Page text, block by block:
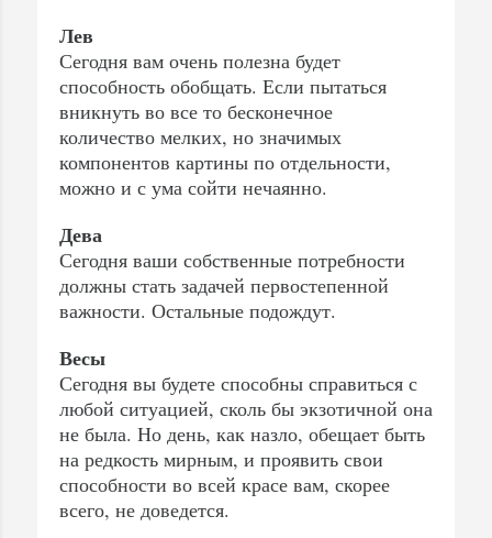
Лев
Сегодня вам очень полезна будет
способность обобщать. Если пытаться
вникнуть во все то бесконечное
количество мелких, но значимых
компонентов картины по отдельности,
можно и с ума сойти нечаянно.
Дева
Сегодня ваши собственные потребности
должны стать задачей первостепенной
важности. Остальные подождут.
Весы
Сегодня вы будете способны справиться с
любой ситуацией, сколь бы экзотичной она
не была. Но день, как назло, обещает быть
на редкость мирным, и проявить свои
способности во всей красе вам, скорее
всего, не доведется.